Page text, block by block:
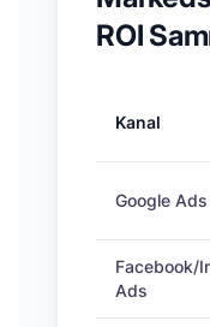
ROI
Kanal
Google
Facebook/
Ads